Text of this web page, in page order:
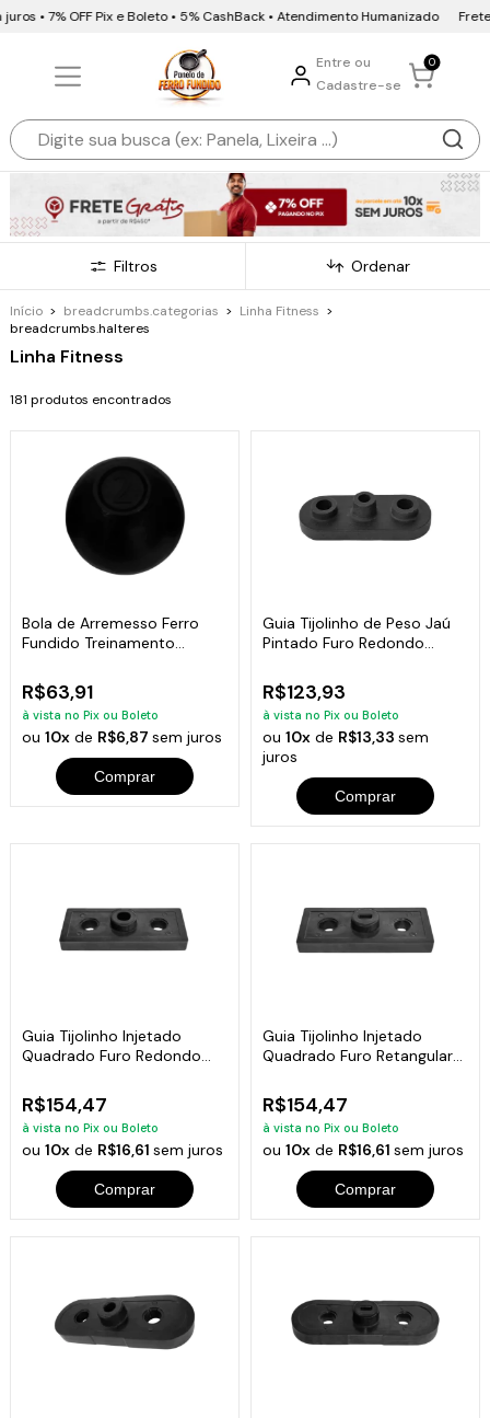
OFF Pix e Boleto • 5% CashBack • Atendimento Humanizado Frete Grátis
Entre ou
Cadastre-se
0
Filtros Ordenar
Início > breadcrumbs.categorias > Linha Fitness >
breadcrumbs.halteres
Linha Fitness
181 produtos encontrados
Bola de Arremesso Ferro
Fundido Treinamento
R$63,91
à vista no Pix ou Boleto
ou10x de R$6,87sem juros
Comprar
Guia Tijolinho de Peso Jaú
Pintado Furo Redondo
R$123,93
à vista no Pix ou Boleto
ou 10xde R$13,33 sem
juros
Comprar
Guia Tijolinho Injetado
Quadrado Furo Redondo
R$154,47
à vista no Pix ou Boleto
ou10x de R$16,61sem juros
Comprar
Guia Tijolinho Injetado
Quadrado Furo Retangular
R$154,47
à vista no Pix ou Boleto
ou 10xde R$16,61 sem juros
Comprar